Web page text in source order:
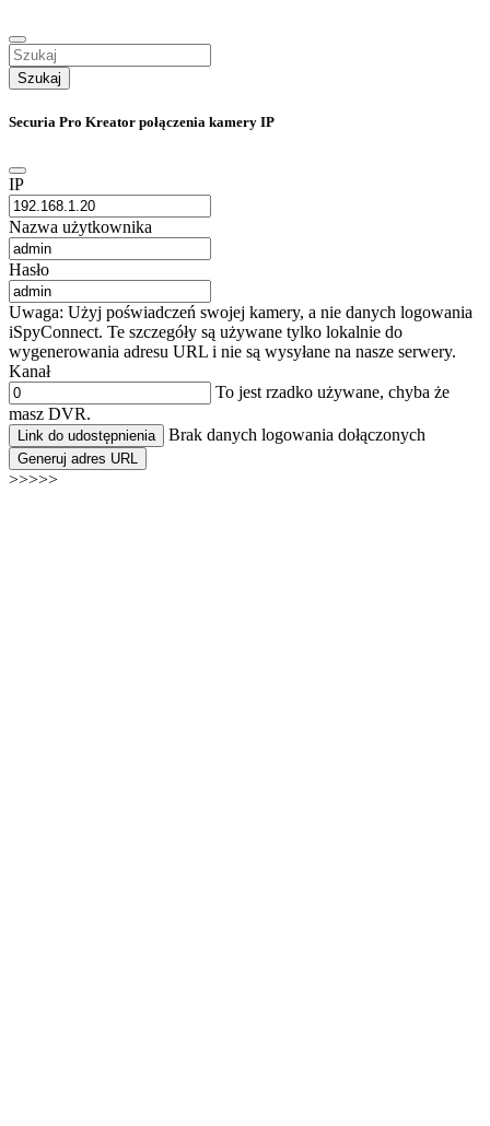
Szukaj
Securia Pro Kreator połączenia kamery IP
IP
Nazwa użytkownika
Hasło
Uwaga: Użyj poświadczeń swojej kamery, a nie danych logowania
iSpyConnect. Te szczegóły są używane tylko lokalnie do
wygenerowania adresu URL i nie są wysyłane na nasze serwery.
Kanał
To jest rzadko używane, chyba że
masz DVR.
Link do udostępnienia Brak danych logowania dołączonych
Generuj adres URL
>>>>>